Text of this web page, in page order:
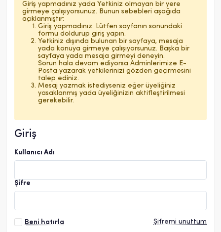
Giriş yapmadınız yada Yetkiniz olmayan bir yere
girmeye çalışıyorsunuz. Bunun sebebleri aşağıda
açıklanmıştır:
Giriş yapmadınız. Lütfen sayfanın sonundaki
formu doldurup giriş yapın.
Yetkiniz dışında bulunan bir sayfaya, mesaja
yada konuya girmeye çalışıyorsunuz. Başka bir
sayfaya yada mesaja girmeyi deneyin.
Sorun hala devam ediyorsa Adminlerimize E-
Posta yazarak yetkilerinizi gözden geçirmesini
talep ediniz.
Mesaj yazmak istediyseniz eğer üyeliğiniz
yasaklanmış yada üyeliğinizin aktifleştirilmesi
gerekebilir.
Giriş
Kullanıcı Adı
Şifre
Beni hatırla Şifremi unuttum